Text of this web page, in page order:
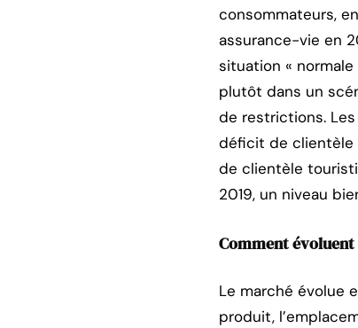
consommateurs,
assurance-vie en
situation « normale
plutôt dans un
de restrictions.
déficit de clientèle
de clientèle
2019, un niveau
Comment
Le marché évolue
produit,